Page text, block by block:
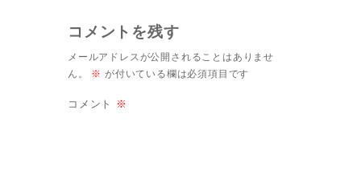
コメントを残す
メールアドレスが公開されることはありませ
ん。
※ が付いている欄は必須項目です
コメント ※